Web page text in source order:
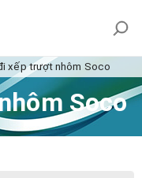
xếp trượt nhôm Soco
Soco